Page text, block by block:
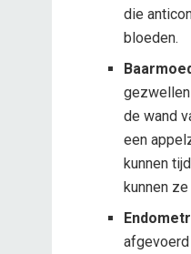
die
bloeden.
de wand
een
kunnen
kunnen